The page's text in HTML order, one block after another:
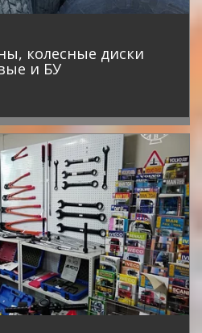
колесные диски
и БУ